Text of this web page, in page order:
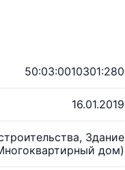
50:03:0010301:280
16.01.2019
Здание
дом)